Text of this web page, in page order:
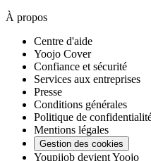
À propos
Centre d'aide
Yoojo Cover
Confiance et sécurité
Services aux entreprises
Presse
Conditions générales
Politique de
Mentions légales
Gestion des cookies
Youpijob devient Yoojo